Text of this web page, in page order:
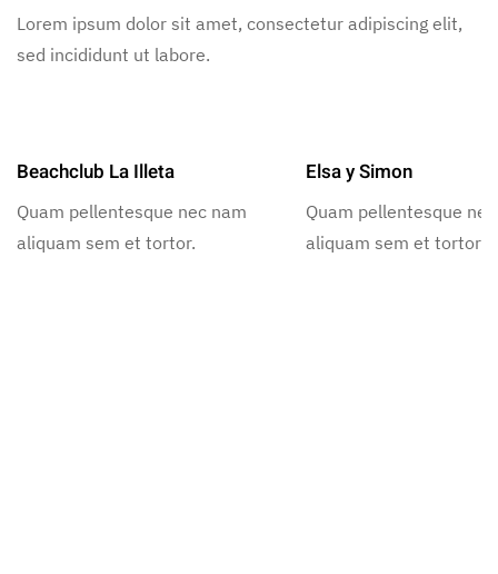
Lorem ipsum dolor sit amet, consectetur adipiscing elit,
sed incididunt ut labore.
Beachclub La Illeta
Quam pellentesque nec nam
aliquam sem et tortor.
Elsa y Simon
Quam pellentesque
aliquam sem et tortor.